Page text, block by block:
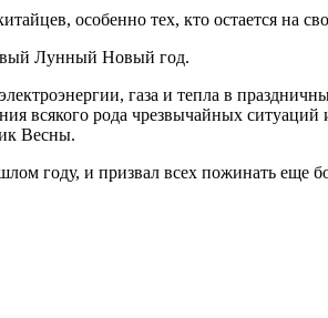
особенно тех, кто остается на
Лунный Новый год.
газа и тепла в
всякого рода чрезвычайных ситуаций
Весны.
году, и призвал всех пожинать еще